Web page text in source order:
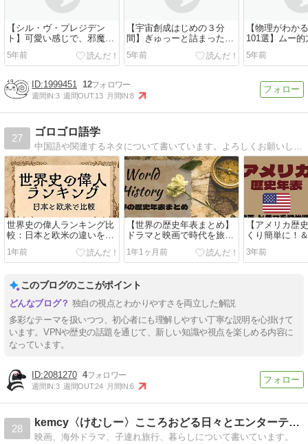
【シル・ヴ・プレジデン
ト】可愛い感じで、邪魔な
女を罰し、ずるい男を拷問
するツワモノのストーリー
5年前
【宇宙創成はじめの３分
間】ぎゅっーと詰まった宇
宙の成り立ちの話。読ませ
る😊
5年前
【物理がわか
101選】ムー的
5年前
1999451 12
週間IN:3 週間OUT:13 月間IN:8
27
ゴロゴロ語学
中国語や関連するネタについて書いています。よろしくお願いします。
世界史の偉人ランキング比
較：日本と欧米の違いを徹
底解説
1年前
【世界の歴史年表まとめ】
ドラマと映画で時代を旅す
る入口ガイド
1年1ヶ月前
【アメリカ歴
くり簡単に！
く：オススメ
3年前
このブログのここがポイント
独自の視点とわかりやすさを両立した解説
多彩なテーマを扱いつつ、初心者にも理解しやすい丁寧な説明を心掛けて
います。VPNや歴史の話題を通じて、新しい知識や視点を楽しめる内容に
なっています。
2081270 4
週間IN:3 週間OUT:24 月間IN:6
28
kemcy〈けむしー〉こころおどる日々とエンターテインメント
映画、海外ドラマ、子連れ旅行、暮らしについて書いています。